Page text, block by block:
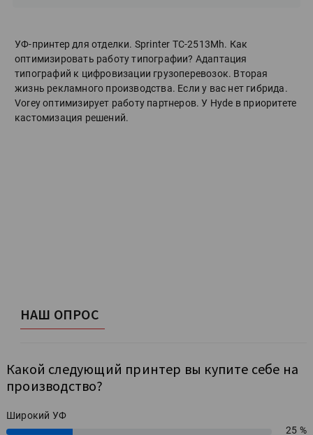
УФ-принтер для отделки. Sprinter ТС-2513Mh. Как
оптимизировать работу типографии? Адаптация
типографий к цифровизации грузоперевозок. Вторая
жизнь рекламного производства. Если у вас нет гибрида.
Vorey оптимизирует работу партнеров. У Hyde в приоритете
кастомизация решений.
НАШ ОПРОС
Какой следующий принтер вы купите себе на
производство?
Широкий УФ
25%
25 %